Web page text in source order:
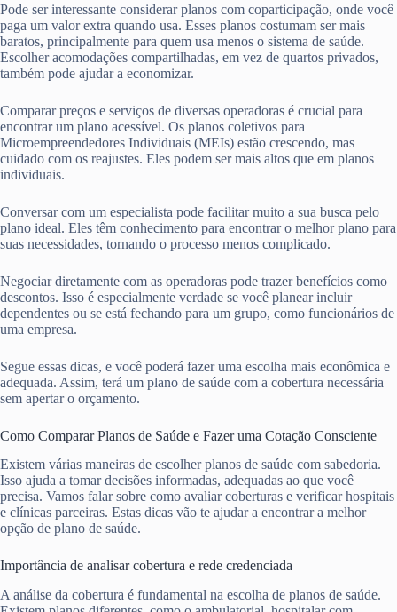
Pode ser interessante considerar planos com coparticipação, onde você
paga um valor extra quando usa. Esses planos costumam ser mais
baratos, principalmente para quem usa menos o sistema de saúde.
Escolher acomodações compartilhadas, em vez de quartos privados,
também pode ajudar a economizar.
Comparar preços e serviços de diversas operadoras é crucial para
encontrar um plano acessível. Os planos coletivos para
Microempreendedores Individuais (MEIs) estão crescendo, mas
cuidado com os reajustes. Eles podem ser mais altos que em planos
individuais.
Conversar com um especialista pode facilitar muito a sua busca pelo
plano ideal. Eles têm conhecimento para encontrar o melhor plano para
suas necessidades, tornando o processo menos complicado.
Negociar diretamente com as operadoras pode trazer benefícios como
descontos. Isso é especialmente verdade se você planear incluir
dependentes ou se está fechando para um grupo, como funcionários de
uma empresa.
Segue essas dicas, e você poderá fazer uma escolha mais econômica e
adequada. Assim, terá um plano de saúde com a cobertura necessária
sem apertar o orçamento.
Como Comparar Planos de Saúde e Fazer uma Cotação Consciente
Existem várias maneiras de escolher planos de saúde com sabedoria.
Isso ajuda a tomar decisões informadas, adequadas ao que você
precisa. Vamos falar sobre como avaliar coberturas e verificar hospitais
e clínicas parceiras. Estas dicas vão te ajudar a encontrar a melhor
opção de plano de saúde.
Importância de analisar cobertura e rede credenciada
A análise da cobertura é fundamental na escolha de planos de saúde.